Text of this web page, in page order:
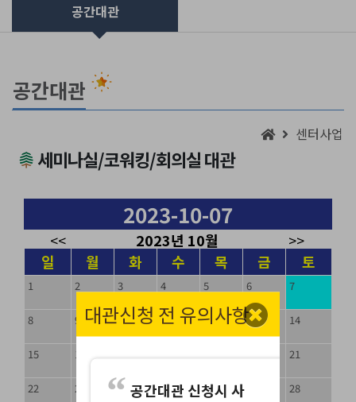
공간대관
공간대관
센터사업
세미나실/코워킹/회의실 대관
2023-10-07
<< 2023년 10월
>>
일
월 화 수 목 금 토
1 2 3 4 5 6 7
8 9 10 11 12 13 14
15 16 21
22 23 24 25 26 27 28
대관신청 전 유의사항
공간대관 신청시 사